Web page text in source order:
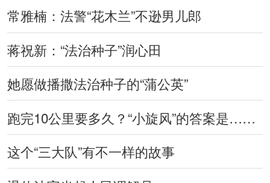
常雅楠：法警“花木兰”不逊男儿郎
蒋祝新：“法治种子”润心田
她愿做播撒法治种子的“蒲公英”
跑完10公里要多久？“小旋风”的答案是……
这个“三大队”有不一样的故事